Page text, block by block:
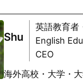
Shu
英語教育者
English
CEO
海外高校・大学・